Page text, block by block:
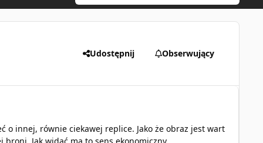
Udostępnij Obserwujący
o innej, równie ciekawej replice. Jako że obraz jest wart
Jak widać ma to sens ekonomiczny.